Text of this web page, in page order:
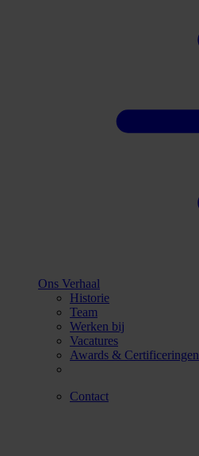
Ons Verhaal
Historie
Team
Werken bij
Vacatures
Awards & Certificeringen
Contact